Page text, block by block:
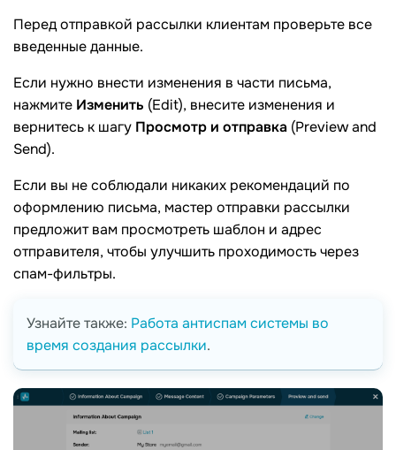
Перед отправкой рассылки клиентам проверьте все
введенные данные.
Если нужно внести изменения в части письма,
нажмите Изменить (Edit), внесите изменения и
вернитесь к шагу Просмотр и отправка (Preview and
Send).
Если вы не соблюдали никаких рекомендаций по
оформлению письма, мастер отправки рассылки
предложит вам просмотреть шаблон и адрес
отправителя, чтобы улучшить проходимость через
спам-фильтры.
Узнайте также: Работа антиспам системы во
время создания рассылки.